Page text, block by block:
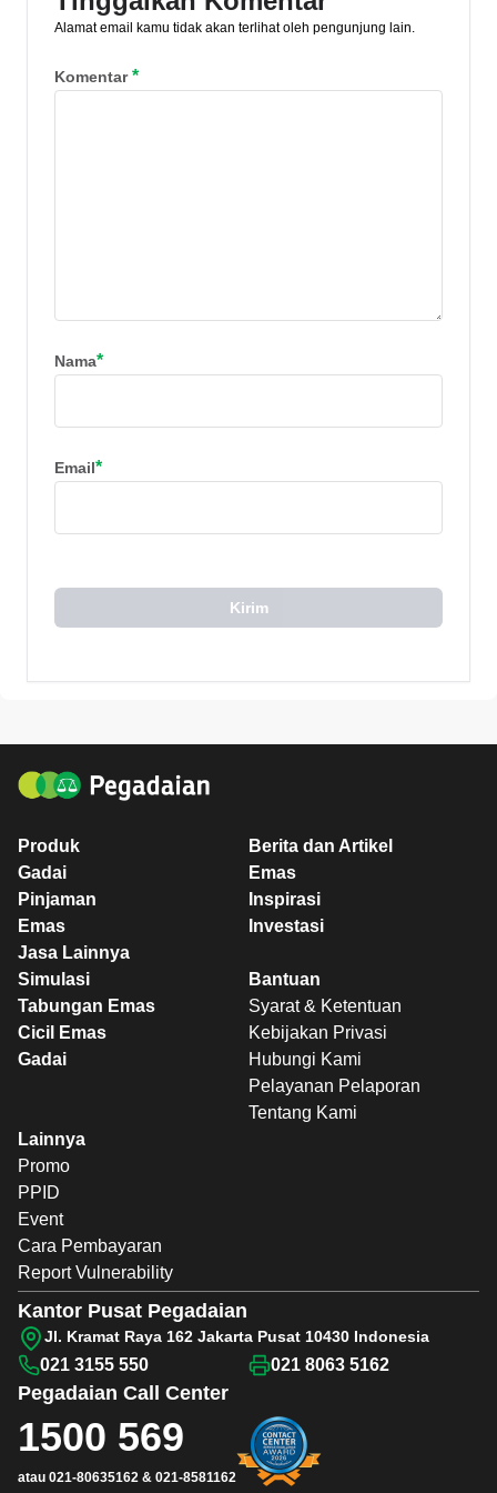
Alamat email kamu tidak akan terlihat oleh pengunjung lain.
Komentar*
Nama*
Email*
Kirim
Produk
Gadai
Pinjaman
Emas
Jasa Lainnya
Berita dan Artikel
Emas
Inspirasi
Investasi
Simulasi
Tabungan Emas
Cicil Emas
Gadai
Bantuan
Syarat & Ketentuan
Kebijakan Privasi
Hubungi Kami
Pelayanan Pelaporan
Tentang Kami
Lainnya
Promo
PPID
Event
Cara Pembayaran
Report Vulnerability
Pegadaian Call Center
1500 569
atau 021-80635162 & 021-8581162
Kantor Pusat Pegadaian
Jl. Kramat Raya 162 Jakarta Pusat 10430 Indonesia
021 3155 550 021 8063 5162